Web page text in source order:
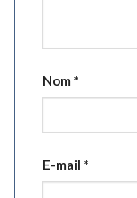
Nom*
E-mail *